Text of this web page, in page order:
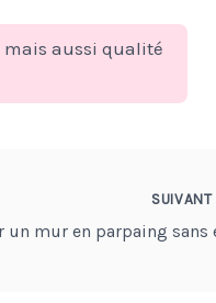
mais aussi qualité
SUIVANT